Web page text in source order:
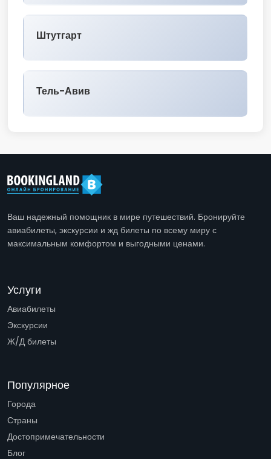
Штутгарт
Тель-Авив
Ваш надежный помощник в мире путешествий. Бронируйте
авиабилеты, экскурсии и жд билеты по всему миру с
максимальным комфортом и выгодными ценами.
Услуги
Авиабилеты
Экскурсии
Ж/Д билеты
Популярное
Города
Страны
Достопримечательности
Блог